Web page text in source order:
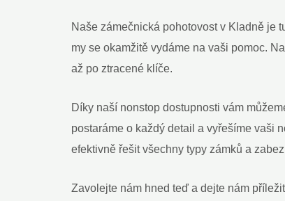
Naše zámečnická pohotovost v Kladně je
my se okamžitě vydáme na vaši pomoc.
až po ztracené klíče.
Díky naší nonstop dostupnosti vám
postaráme o každý detail a vyřešíme vaši
efektivně řešit všechny typy zámků a
Zavolejte nám hned teď a dejte nám